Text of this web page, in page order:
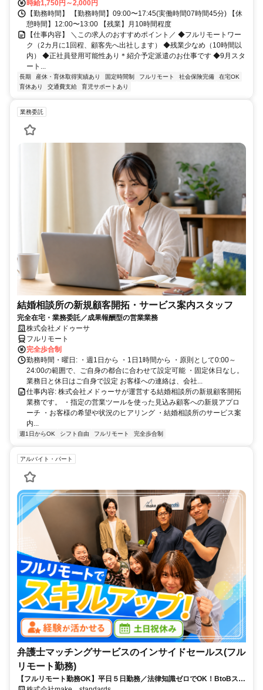
時給1,750円～2,000円
【勤務時間】 【勤務時間】09:00〜17:45(実働時間07時間45分) 【休
憩時間】12:00〜13:00 【残業】月10時間程度
【仕事内容】 ＼この求人のおすすめポイント／ ◆フルリモートワー
ク（2カ月に1回程、顧客先へ出社します） ◆残業少なめ（10時間以
内） ◆正社員登用可能性あり＊紹介予定派遣のお仕事です ◆9月スタ
ート...
長期 産休・育休取得実績あり 固定時間制 フルリモート 社会保険完備
在宅OK
育休あり
交通費支給 育児サポートあり
業務委託
結婚相談所の新規顧客開拓・サービス案内スタッフ
完全在宅・業務委託／成果報酬型の営業業務
株式会社メドゥーサ
フルリモート
完全歩合制
勤務時間・曜日: ・週1日から ・1日1時間から ・原則として0:00～
24:00の範囲で、ご自身の都合に合わせて設定可能 ・固定休日なし。
業務日と休日はご自身で設定 お客様への連絡は、会社...
仕事内容: 株式会社メドゥーサが運営する結婚相談所の新規顧客開拓
業務です。 ・指定の営業ツールを使った見込み顧客への新規アプロ
ーチ ・お客様の希望や状況のヒアリング ・結婚相談所のサービス案
内...
週1日からOK シフト自由 フルリモート 完全歩合制
アルバイト・パート
弁護士マッチングサービスのインサイドセールス(フル
リモート勤務)
【フルリモート勤務OK】平日５日勤務／法律知識ゼロでOK！BtoBスキ